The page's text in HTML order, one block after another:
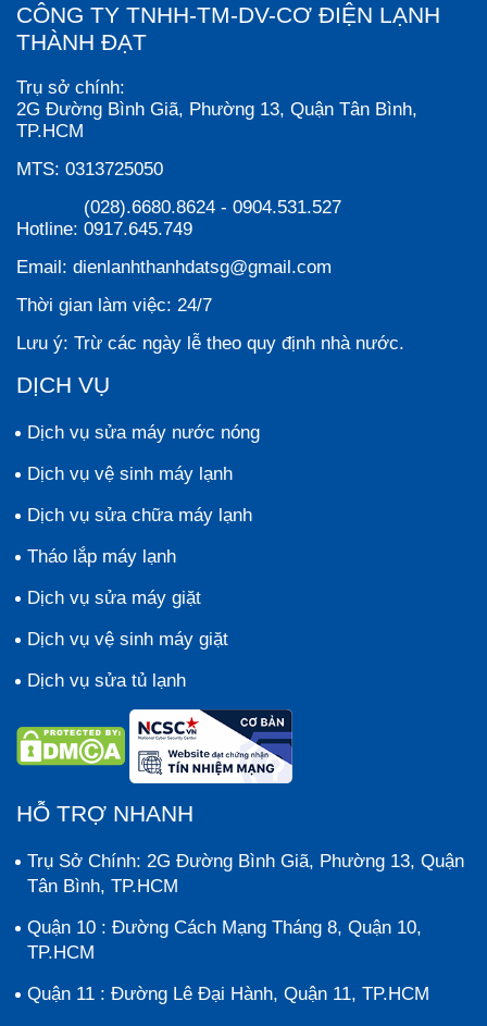
CÔNG TY TNHH-TM-DV-CƠ ĐIỆN LẠNH
THÀNH ĐẠT
Trụ sở chính:
2G Đường Bình Giã, Phường 13, Quận Tân Bình,
TP.HCM
MTS: 0313725050
Hotline:
(028).6680.8624 - 0904.531.527
0917.645.749
Email: dienlanhthanhdatsg@gmail.com
Thời gian làm việc: 24/7
Lưu ý: Trừ các ngày lễ theo quy định nhà nước.
DỊCH VỤ
Dịch vụ sửa máy nước nóng
Dịch vụ vệ sinh máy lạnh
Dịch vụ sửa chữa máy lạnh
Tháo lắp máy lạnh
Dịch vụ sửa máy giặt
Dịch vụ vệ sinh máy giặt
Dịch vụ sửa tủ lạnh
HỖ TRỢ NHANH
Trụ Sở Chính: 2G Đường Bình Giã, Phường 13, Quận
Tân Bình, TP.HCM
Quận 10 : Đường Cách Mạng Tháng 8, Quận 10,
TP.HCM
Quận 11 : Đường Lê Đại Hành, Quận 11, TP.HCM